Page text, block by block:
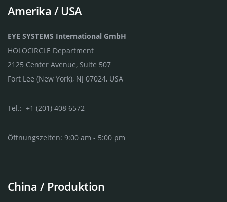
Amerika / USA
EYE SYSTEMS International GmbH
HOLOCIRCLE Department
2125 Center Avenue, Suite 507
Fort Lee (New York), NJ 07024, USA
Tel.: +1 (201) 408 6572
Öffnungszeiten: 9:00 am - 5:00 pm
China / Produktion